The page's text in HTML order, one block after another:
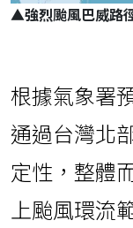
▲強烈颱風巴威路
根據氣象署
通過台灣北
定性，整體
上颱風環流